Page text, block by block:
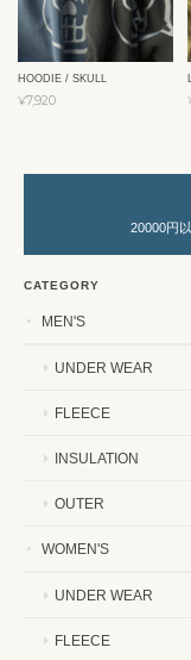
HOODIE / SKULL
¥7,920
20000円
CATEGORY
MEN'S
UNDER WEAR
FLEECE
INSULATION
OUTER
WOMEN'S
UNDER WEAR
FLEECE